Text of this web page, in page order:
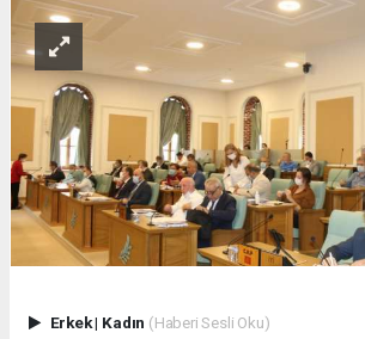
Erkek| Kadın (Haberi Sesli Oku)